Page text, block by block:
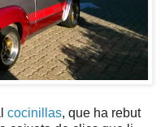
cocinillas, que ha rebut